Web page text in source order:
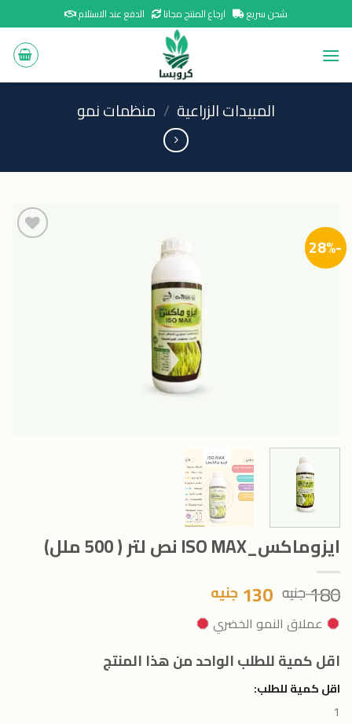
to
content
شحن سريع ارجاع المنتج مجانا الدفع عند الاستلام
المبيدات الزراعية / منظمات نمو
-28%
ايزوماكس_ISO MAX نص لتر ( 500 ملل)
180جنيه السعر
الأصلي
هو:
180 جنيه.
130 جنيه
الحالي
هو:
130 جنيه.
عملاق النمو الخضري
اقل كمية للطلب الواحد من هذا المنتج
اقل كمية للطلب:
1